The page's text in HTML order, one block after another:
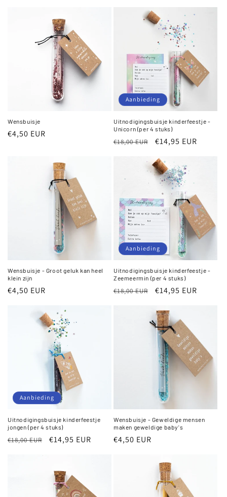
Wensbuisje
Normale
€4,50 EUR
Aanbieding
Uitnodigingsbuisje kinderfeestje -
Unicorn (per 4 stuks)
Normale
€18,00 EUR Aanbiedingsprijs
€14,95 EUR
Wensbuisje - Groot geluk kan heel
klein zijn
Normale
€4,50 EUR
Aanbieding
Uitnodigingsbuisje kinderfeestje -
Zeemeermin (per 4 stuks)
Normale
€18,00 EUR Aanbiedingsprijs
€14,95 EUR
Aanbieding
Uitnodigingsbuisje kinderfeestje
jongen (per 4 stuks)
Normale
€18,00 EUR Aanbiedingsprijs
€14,95 EUR
Wensbuisje - Geweldige mensen
maken geweldige baby's
Normale
€4,50 EUR